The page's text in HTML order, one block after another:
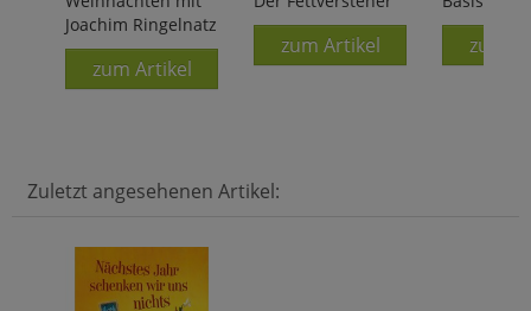
Joachim Ringelnatz
zum Artikel
zum Artikel zum
Zuletzt angesehenen Artikel: